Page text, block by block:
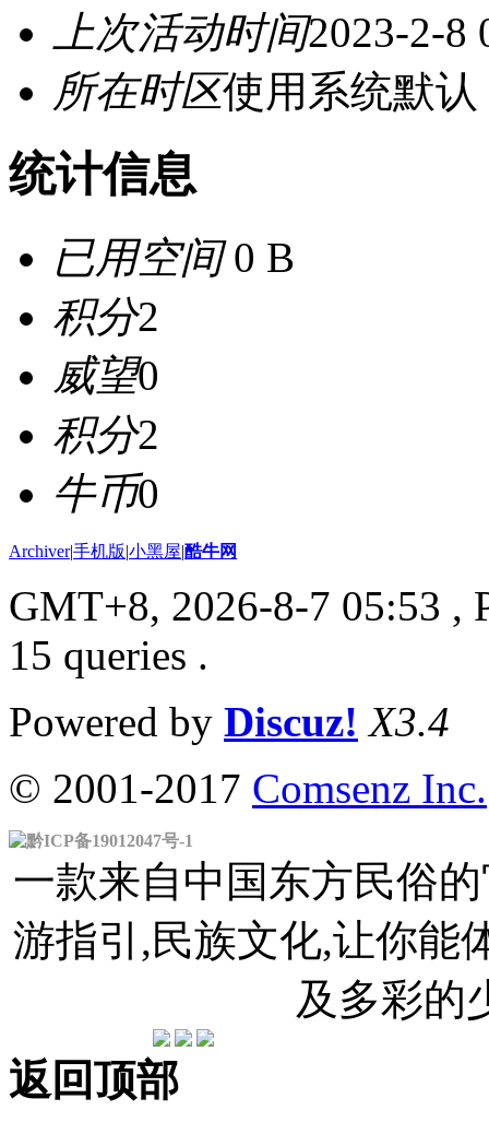
上次活动时间2023-2-8
所在时区使用系统默认
统计信息
已用空间0 B
积分2
威望0
积分2
牛币0
Archiver|手机版|小黑屋|酷牛网
GMT+8, 2026-8-7 05:53 ,
15 queries .
Powered by Discuz! X3.4
© 2001-2017 Comsenz Inc.
黔ICP备19012047号-1
一款来自中国东方民俗
游指引,民族文化,让你能
及多彩的
返回顶部